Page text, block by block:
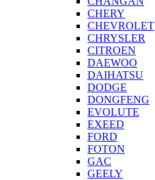
CHERY
CHEVROLET
CHRYSLER
CITROEN
DAEWOO
DAIHATSU
DODGE
DONGFENG
EVOLUTE
EXEED
FORD
FOTON
GAC
GEELY